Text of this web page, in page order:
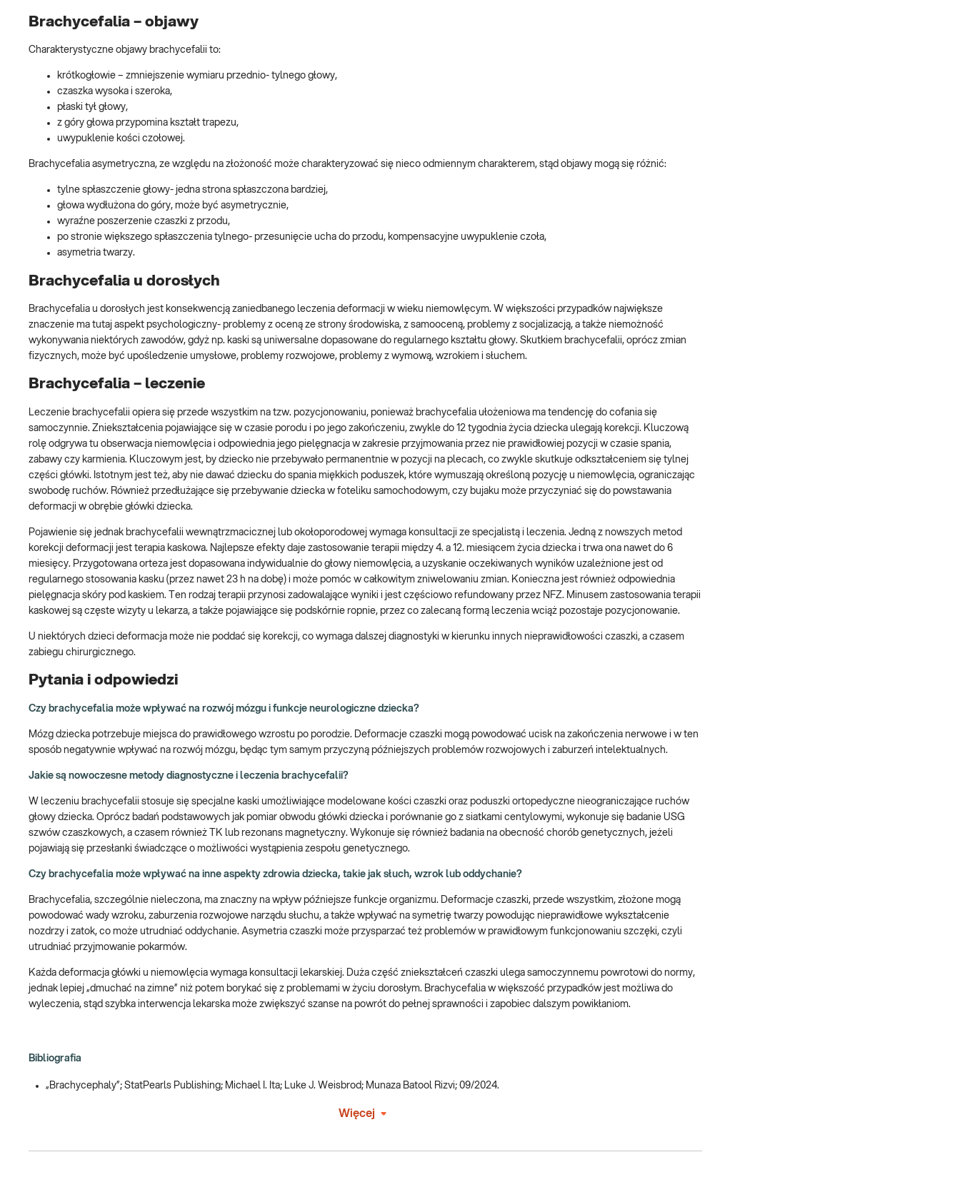
Brachycefalia – objawy
Charakterystyczne objawy brachycefalii to:
krótkogłowie – zmniejszenie wymiaru przednio- tylnego głowy,
czaszka wysoka i szeroka,
płaski tył głowy,
z góry głowa przypomina kształt trapezu,
uwypuklenie kości czołowej.
Brachycefalia asymetryczna, ze względu na złożoność może charakteryzować się nieco odmiennym charakterem, stąd objawy mogą się różnić:
tylne spłaszczenie głowy- jedna strona spłaszczona bardziej,
głowa wydłużona do góry, może być asymetrycznie,
wyraźne poszerzenie czaszki z przodu,
po stronie większego spłaszczenia tylnego- przesunięcie ucha do przodu, kompensacyjne uwypuklenie czoła,
asymetria twarzy.
Brachycefalia u dorosłych
Brachycefalia u dorosłych jest konsekwencją zaniedbanego leczenia deformacji w wieku niemowlęcym. W większości przypadków największe
znaczenie ma tutaj aspekt psychologiczny- problemy z oceną ze strony środowiska, z samooceną, problemy z socjalizacją, a także niemożność
wykonywania niektórych zawodów, gdyż np. kaski są uniwersalne dopasowane do regularnego kształtu głowy. Skutkiem brachycefalii, oprócz zmian
fizycznych, może być upośledzenie umysłowe, problemy rozwojowe, problemy z wymową, wzrokiem i słuchem.
Brachycefalia – leczenie
Leczenie brachycefalii opiera się przede wszystkim na tzw. pozycjonowaniu, ponieważ brachycefalia ułożeniowa ma tendencję do cofania się
samoczynnie. Zniekształcenia pojawiające się w czasie porodu i po jego zakończeniu, zwykle do 12 tygodnia życia dziecka ulegają korekcji. Kluczową
rolę odgrywa tu obserwacja niemowlęcia i odpowiednia jego pielęgnacja w zakresie przyjmowania przez nie prawidłowiej pozycji w czasie spania,
zabawy czy karmienia. Kluczowym jest, by dziecko nie przebywało permanentnie w pozycji na plecach, co zwykle skutkuje odkształceniem się tylnej
części główki. Istotnym jest też, aby nie dawać dziecku do spania miękkich poduszek, które wymuszają określoną pozycję u niemowlęcia, ograniczając
swobodę ruchów. Również przedłużające się przebywanie dziecka w foteliku samochodowym, czy bujaku może przyczyniać się do powstawania
deformacji w obrębie główki dziecka.
Pojawienie się jednak brachycefalii wewnątrzmacicznej lub okołoporodowej wymaga konsultacji ze specjalistą i leczenia. Jedną z nowszych metod
korekcji deformacji jest terapia kaskowa. Najlepsze efekty daje zastosowanie terapii między 4. a 12. miesiącem życia dziecka i trwa ona nawet do 6
miesięcy. Przygotowana orteza jest dopasowana indywidualnie do głowy niemowlęcia, a uzyskanie oczekiwanych wyników uzależnione jest od
regularnego stosowania kasku (przez nawet 23 h na dobę) i może pomóc w całkowitym zniwelowaniu zmian. Konieczna jest również odpowiednia
pielęgnacja skóry pod kaskiem. Ten rodzaj terapii przynosi zadowalające wyniki i jest częściowo refundowany przez NFZ. Minusem zastosowania terapii
kaskowej są częste wizyty u lekarza, a także pojawiające się podskórnie ropnie, przez co zalecaną formą leczenia wciąż pozostaje pozycjonowanie.
U niektórych dzieci deformacja może nie poddać się korekcji, co wymaga dalszej diagnostyki w kierunku innych nieprawidłowości czaszki, a czasem
zabiegu chirurgicznego.
Pytania i odpowiedzi
Czy brachycefalia może wpływać na rozwój mózgu i funkcje neurologiczne dziecka?
Mózg dziecka potrzebuje miejsca do prawidłowego wzrostu po porodzie. Deformacje czaszki mogą powodować ucisk na zakończenia nerwowe i w ten
sposób negatywnie wpływać na rozwój mózgu, będąc tym samym przyczyną późniejszych problemów rozwojowych i zaburzeń intelektualnych.
Jakie są nowoczesne metody diagnostyczne i leczenia brachycefalii?
W leczeniu brachycefalii stosuje się specjalne kaski umożliwiające modelowane kości czaszki oraz poduszki ortopedyczne nieograniczające ruchów
głowy dziecka. Oprócz badań podstawowych jak pomiar obwodu główki dziecka i porównanie go z siatkami centylowymi, wykonuje się badanie USG
szwów czaszkowych, a czasem również TK lub rezonans magnetyczny. Wykonuje się również badania na obecność chorób genetycznych, jeżeli
pojawiają się przesłanki świadczące o możliwości wystąpienia zespołu genetycznego.
Czy brachycefalia może wpływać na inne aspekty zdrowia dziecka, takie jak słuch, wzrok lub oddychanie?
Brachycefalia, szczególnie nieleczona, ma znaczny na wpływ późniejsze funkcje organizmu. Deformacje czaszki, przede wszystkim, złożone mogą
powodować wady wzroku, zaburzenia rozwojowe narządu słuchu, a także wpływać na symetrię twarzy powodując nieprawidłowe wykształcenie
nozdrzy i zatok, co może utrudniać oddychanie. Asymetria czaszki może przysparzać też problemów w prawidłowym funkcjonowaniu szczęki, czyli
utrudniać przyjmowanie pokarmów.
Każda deformacja główki u niemowlęcia wymaga konsultacji lekarskiej. Duża część zniekształceń czaszki ulega samoczynnemu powrotowi do normy,
jednak lepiej „dmuchać na zimne” niż potem borykać się z problemami w życiu dorosłym. Brachycefalia w większość przypadków jest możliwa do
wyleczenia, stąd szybka interwencja lekarska może zwiększyć szanse na powrót do pełnej sprawności i zapobiec dalszym powikłaniom.
Bibliografia
„Brachycephaly”; StatPearls Publishing; Michael I. Ita; Luke J. Weisbrod; Munaza Batool Rizvi; 09/2024.
Więcej